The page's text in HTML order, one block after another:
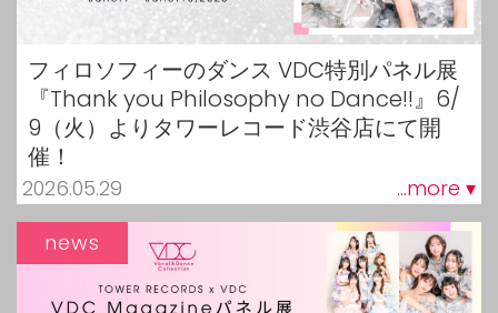
フィロソフィーのダンス VDC特別パネル展
『Thank you Philosophy no Dance!!』6/
9（火）よりタワーレコード渋谷店にて開
催！
2026.05.29 ...more ▾
news